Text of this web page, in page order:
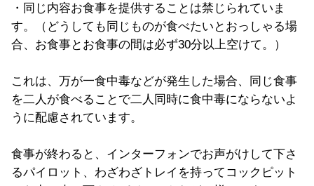
・同じ内容お食事を提供することは禁じられていま
す。（どうしても同じものが食べたいとおっしゃる場
合、お食事とお食事の間は必ず30分以上空けて。）
これは、万が一食中毒などが発生した場合、同じ食事
を二人が食べることで二人同時に食中毒にならないよ
うに配慮されています。
食事が終わると、インターフォンでお声がけして下さ
るパイロット、わざわざトレイを持ってコックピット